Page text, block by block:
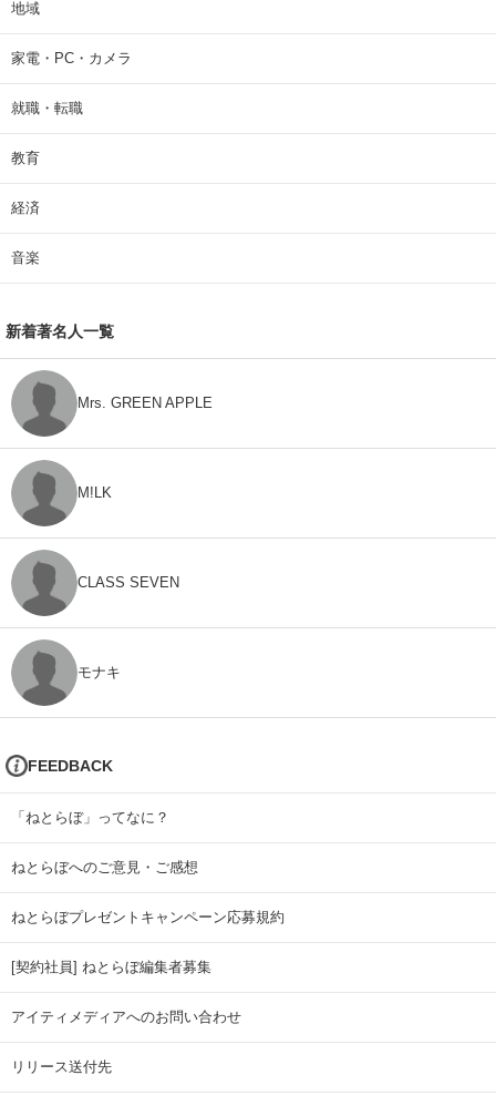
地域
家電・PC・カメラ
就職・転職
教育
経済
音楽
新着著名人一覧
Mrs. GREEN APPLE
M!LK
CLASS SEVEN
モナキ
FEEDBACK
「ねとらぼ」ってなに？
ねとらぼへのご意見・ご感想
ねとらぼプレゼントキャンペーン応募規約
[契約社員] ねとらぼ編集者募集
アイティメディアへのお問い合わせ
リリース送付先